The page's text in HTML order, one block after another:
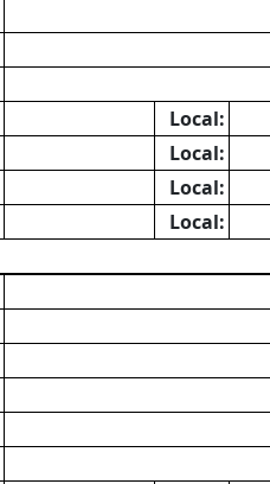
Local:
Local:
Local:
Local: